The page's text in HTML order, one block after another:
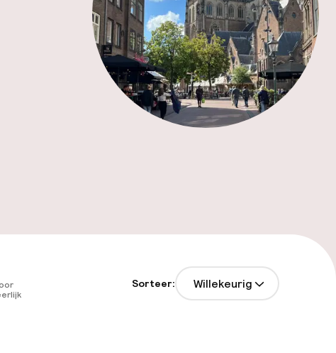
Sorteer: Willekeurig